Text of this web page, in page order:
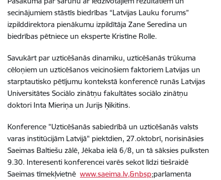
secinājumiem stāstīs biedrības “Latvijas Lauku forums”
izpilddirektora pienākumu izpildītāja Zane Seredina un
biedrības pētniece un eksperte Kristīne Rolle.
Savukārt par uzticēšanās dinamiku, uzticēšanās trūkuma
cēloņiem un uzticēšanos veicinošiem faktoriem Latvijas un
starptautisko pētījumu kontekstā konferencē runās Latvijas
Universitātes Sociālo zinātņu fakultātes sociālo zinātņu
doktori Inta Mieriņa un Jurijs Ņikitins.
Konference "Uzticēšanās sabiedrībā un uzticēšanās valsts
varas institūcijām Latvijā" piektdien, 27.oktobrī, norisināsies
Saeimas Baltiešu zālē, Jēkaba ielā 6/8, un tā sāksies pulksten
9.30. Interesenti konferencei varēs sekot līdzi tiešraidē
Saeimas tīmekļvietnē www.saeima.lv,&nbsp;parlamenta